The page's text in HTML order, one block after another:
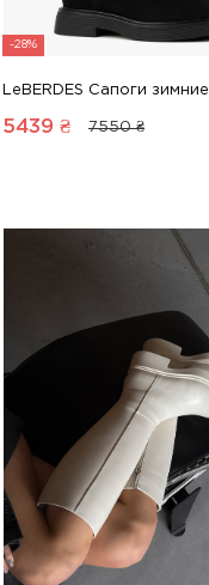
-28%
LeBERDES Сапоги зимние
5439 ₴ 7550 ₴